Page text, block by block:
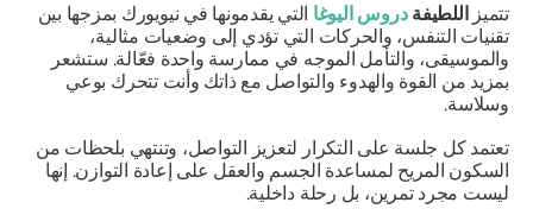
تتميزاللطيفةدروس اليوغاالتي يقدمونها في نيويورك بمزجها بين
تقنيات التنفس، والحركات التي تؤدي إلى وضعيات مثالية،
والموسيقى، والتأمل الموجه في ممارسة واحدة فعّالة. ستشعر
بمزيد من القوة والهدوء والتواصل مع ذاتك وأنت تتحرك بوعي
وسلاسة.
تعتمد كل جلسة على التكرار لتعزيز التواصل، وتنتهي بلحظات من
السكون المريح لمساعدة الجسم والعقل على إعادة التوازن. إنها
ليست مجرد تمرين، بل رحلة داخلية.